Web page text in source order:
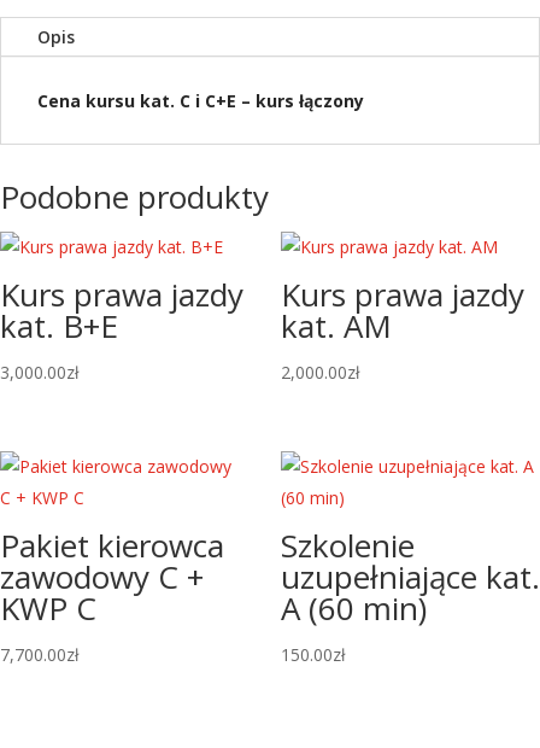
C
Opis
Cena kursu kat. C i C+E – kurs łączony
Podobne produkty
Kurs prawa jazdy
kat. B+E
3,000.00zł
Kurs prawa jazdy
kat. AM
2,000.00zł
Pakiet kierowca
zawodowy C +
KWP C
7,700.00zł
Szkolenie
uzupełniające kat.
A (60 min)
150.00zł